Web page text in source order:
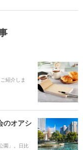
紹介しま
のオアシ
園」。日比